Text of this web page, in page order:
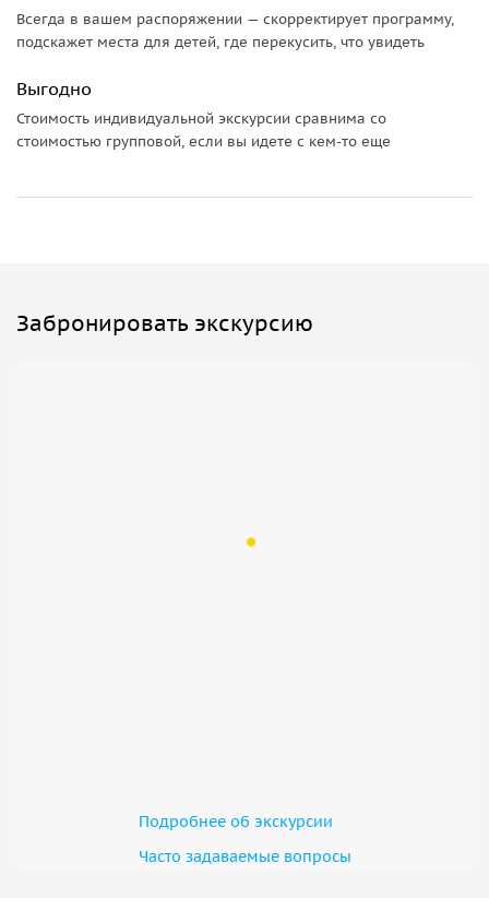
красивые пейзажи, сёла и деревни, а также незабываемая
атмосферагорной лаванды. До встречи в Провансе!
Всегда в вашем распоряжении — скорректирует программу,
подскажет места для детей, где перекусить, что увидеть
Выгодно
Стоимость индивидуальной экскурсии сравнима со
стоимостью групповой, если вы идете с кем-то еще
Забронировать экскурсию
Подробнее об экскурсии
Часто задаваемые вопросы